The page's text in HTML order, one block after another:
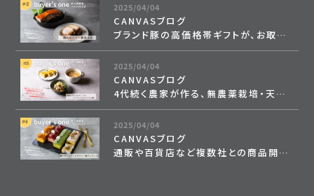
2025/04/04
CANVASブログ
ブランド豚の高価格帯ギフトが、お取り
寄せグルメサイトに掲載。
継続的な販売や新商品の開発も進行中
＜from buyer’s one＞
2025/04/04
CANVASブログ
4代続く農家が作る、無農薬栽培・天日
干しの切干大根。
自然食品店で月間500～600食を継続
販売
＜from buyer’s one＞
2025/04/04
CANVASブログ
通販や百貨店など複数社との商品開発